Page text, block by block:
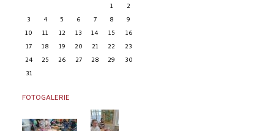
1
2
3
4 5 6 7 8
9
10
11 12 13 14 15
16
17
18 19 20 21 22
23
24
25 26 27 28 29
30
31
FOTOGALERIE